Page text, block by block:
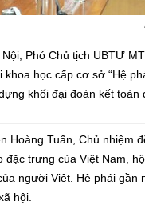
Phó Chủ tịch UBTƯ
khoa học cấp cơ sở “Hệ
khối đại đoàn kết toàn
Hoàng Tuấn, Chủ nhiệm
đặc trưng của Việt Nam,
người Việt. Hệ phái
hội.